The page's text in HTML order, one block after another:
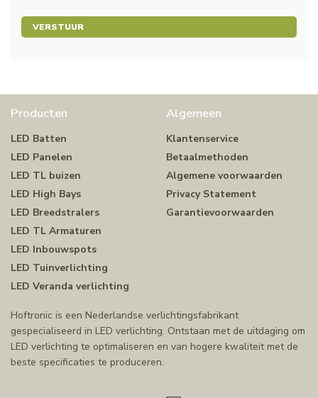
VERSTUUR
Producten
LED Batten
LED Panelen
LED TL buizen
LED High Bays
LED Breedstralers
LED TL Armaturen
LED Inbouwspots
LED Tuinverlichting
LED Veranda verlichting
Algemeen
Klantenservice
Betaalmethoden
Algemene voorwaarden
Privacy Statement
Garantievoorwaarden
Hoftronic is een Nederlandse verlichtingsfabrikant
gespecialiseerd in LED verlichting. Ontstaan met de uitdaging om
LED verlichting te optimaliseren en van hogere kwaliteit met de
beste specificaties te produceren.